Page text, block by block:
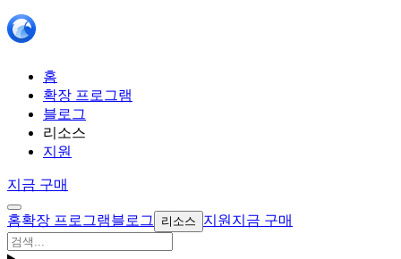
홈
확장 프로그램
블로그
리소스
지원
지금 구매
홈확장 프로그램블로그 리소스 지원 지금 구매